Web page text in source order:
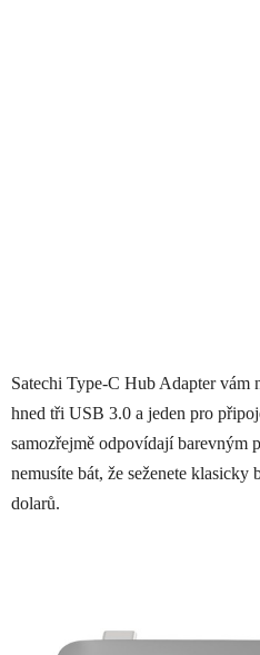
Satechi Type-C Hub Adapter vám
hned tři USB 3.0 a jeden pro
samozřejmě odpovídají barevným
nemusíte bát, že seženete
dolarů.